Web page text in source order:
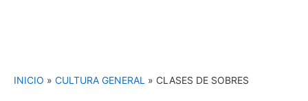
INICIO » CULTURA GENERAL » CLASES DE SOBRES